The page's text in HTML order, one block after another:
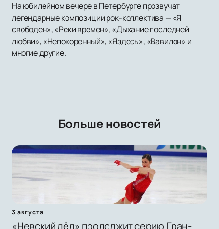
На юбилейном вечере в Петербурге прозвучат
легендарные композиции рок-коллектива — «Я
свободен», «Реки времен», «Дыхание последней
любви», «Непокоренный», «Яздесь», «Вавилон» и
многие другие.
Больше новостей
3 августа
«Невский лёд» продолжит серию Гран-